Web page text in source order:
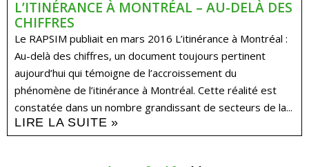
L’ITINÉRANCE À MONTRÉAL – AU-DELÀ DES
CHIFFRES
Le RAPSIM publiait en mars 2016 L’itinérance à Montréal :
Au-delà des chiffres, un document toujours pertinent
aujourd’hui qui témoigne de l’accroissement du
phénomène de l’itinérance à Montréal. Cette réalité est
constatée dans un nombre grandissant de secteurs de la...
LIRE LA SUITE »